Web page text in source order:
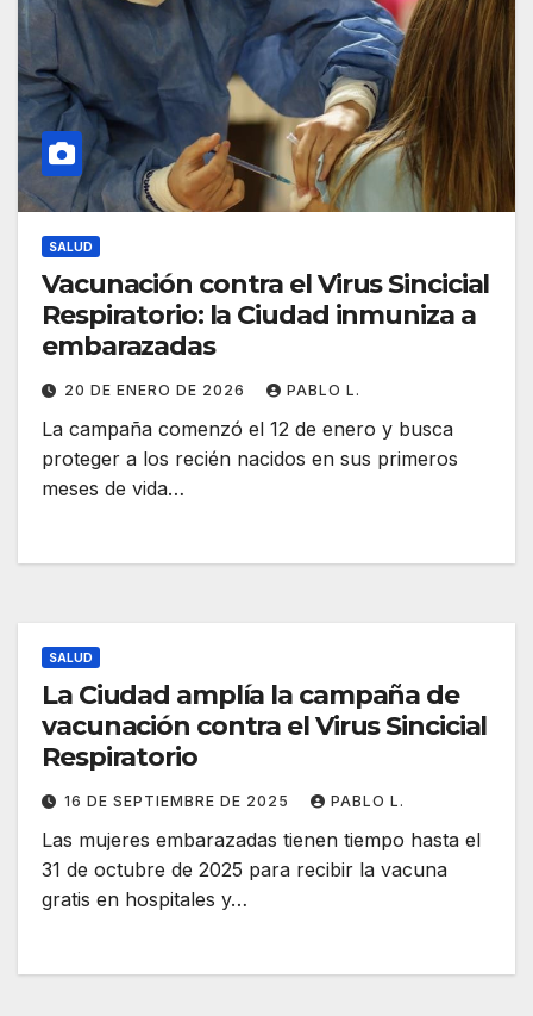
SALUD
Vacunación contra el Virus Sincicial
Respiratorio: la Ciudad inmuniza a
embarazadas
20 DE ENERO DE 2026 PABLO L.
La campaña comenzó el 12 de enero y busca
proteger a los recién nacidos en sus primeros
meses de vida…
SALUD
La Ciudad amplía la campaña de
vacunación contra el Virus Sincicial
Respiratorio
16 DE SEPTIEMBRE DE 2025 PABLO L.
Las mujeres embarazadas tienen tiempo hasta el
31 de octubre de 2025 para recibir la vacuna
gratis en hospitales y…